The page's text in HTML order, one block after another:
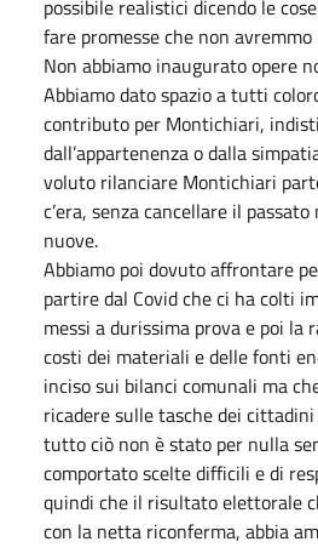
possibile realistici dicendo le
fare promesse che non
Non abbiamo inaugurato opere
Abbiamo dato spazio a tutti
contributo per Montichiari,
dall’appartenenza o dalla
voluto rilanciare Montichiari
c’era, senza cancellare il
nuove.
Abbiamo poi dovuto affrontare
partire dal Covid che ci ha colti
messi a durissima prova e poi la
costi dei materiali e delle fonti
inciso sui bilanci comunali ma
ricadere sulle tasche dei
tutto ciò non è stato per nulla
comportato scelte difficili e di
quindi che il risultato elettorale
con la netta riconferma, abbia